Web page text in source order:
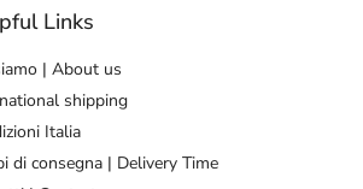
Links
| About us
shipping
Italia
di consegna | Delivery Time